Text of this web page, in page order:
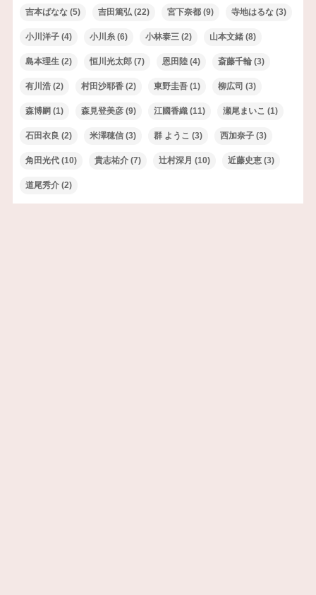
吉本ばなな(5) 吉田篤弘(22) 宮下奈都(9) 寺地はるな(3)
小川洋子(4) 小川糸(6) 小林泰三(2) 山本文緒(8)
島本理生(2) 恒川光太郎(7) 恩田陸(4) 斎藤千輪(3)
有川浩(2) 村田沙耶香(2) 東野圭吾(1) 柳広司 (3)
森博嗣 (1) 森見登美彦(9) 江國香織(11) 瀬尾まいこ (1)
石田衣良 (2) 米澤穂信(3) 群 ようこ (3) 西加奈子(3)
角田光代(10) 貴志祐介(7) 辻村深月 (10) 近藤史恵(3)
道尾秀介(2)